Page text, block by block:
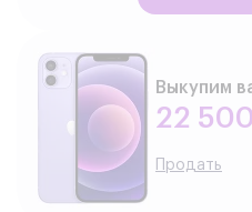
Выкупим
22
Продать